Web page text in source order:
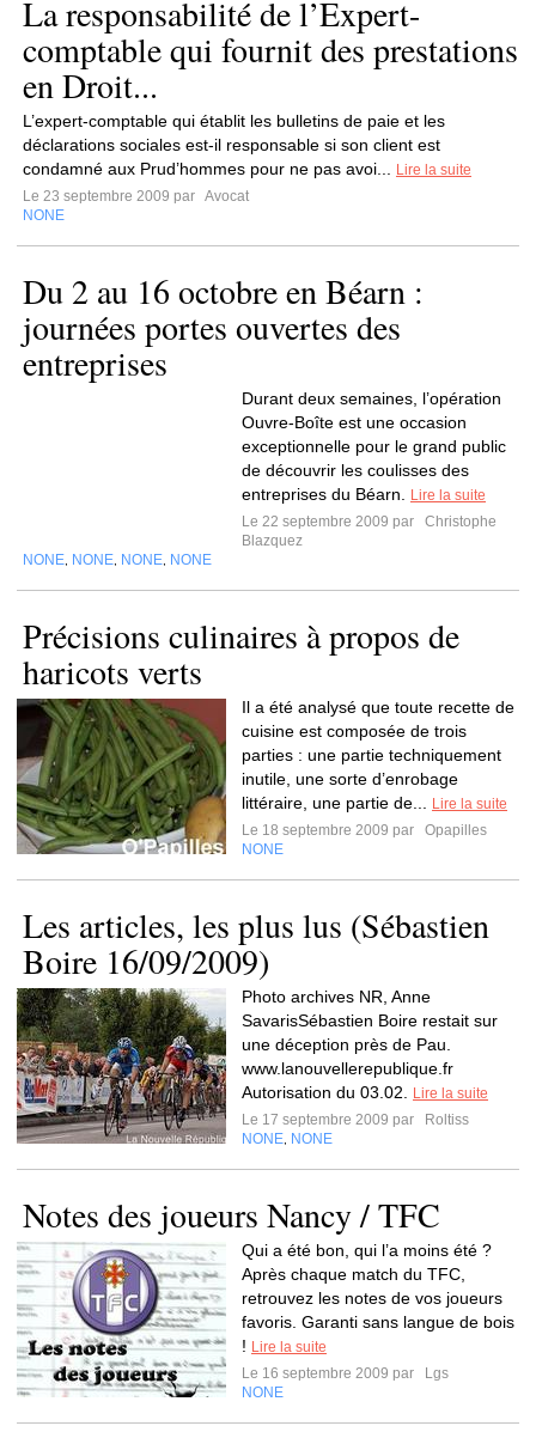
La responsabilité de l’Expert-
comptable qui fournit des prestations
en Droit...
L’expert-comptable qui établit les bulletins de paie et les
déclarations sociales est-il responsable si son client est
condamné aux Prud’hommes pour ne pas avoi...
Lire la suite
Le 23 septembre 2009 par Avocat
NONE
Du 2 au 16 octobre en Béarn :
journées portes ouvertes des
entreprises
Durant deux semaines, l’opération
Ouvre-Boîte est une occasion
exceptionnelle pour le grand public
de découvrir les coulisses des
entreprises du Béarn.
Lire la suite
Le 22 septembre 2009 par
Christophe
Blazquez
NONE NONE NONE NONE
Précisions culinaires à propos de
haricots verts
Il a été analysé que toute recette de
cuisine est composée de trois
parties : une partie techniquement
inutile, une sorte d’enrobage
littéraire, une partie de...
Lire la suite
Le 18 septembre 2009 par
Opapilles
NONE
Les articles, les plus lus (Sébastien
Boire 16/09/2009)
Photo archives NR, Anne
SavarisSébastien Boire restait sur
une déception près de Pau.
www.lanouvellerepublique.fr
Autorisation du 03.02.
Lire la suite
Le 17 septembre 2009 par
Roltiss
NONE NONE
Notes des joueurs Nancy / TFC
Qui a été bon, qui l’a moins été ?
Après chaque match du TFC,
retrouvez les notes de vos joueurs
favoris. Garanti sans langue de bois
! Lire la suite
Le 16 septembre 2009 par
Lgs
NONE